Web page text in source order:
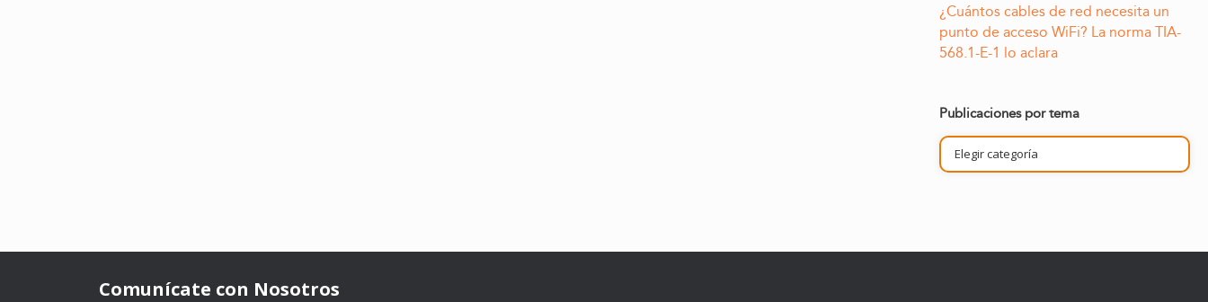
¿Cuántos cables de red necesita un
punto de acceso WiFi? La norma TIA-
568.1-E-1 lo aclara
Publicaciones por tema
Publicaciones
por
tema
Comunícate con Nosotros